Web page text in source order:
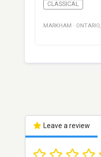
CLASSICAL
MARKHAM · ONTARIO,
Leave a review